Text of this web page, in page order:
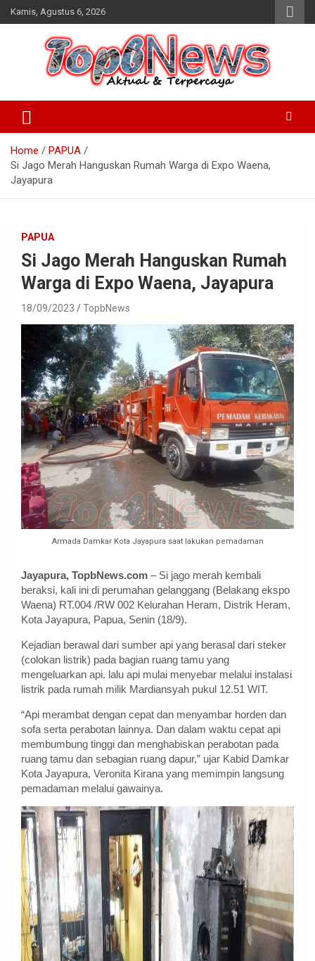
Skip
to
Kamis, Agustus 6, 2026
Home
PAPUA
Si Jago Merah Hanguskan Rumah Warga di Expo Waena,
Jayapura
PAPUA
Si Jago Merah Hanguskan Rumah
Warga di Expo Waena, Jayapura
18/09/2023 TopbNews
Armada Damkar Kota Jayapura saat lakukan pemadaman
Jayapura, TopbNews.com – Si jago merah kembali
beraksi, kali ini di perumahan gelanggang (Belakang ekspo
Waena) RT.004 /RW 002 Kelurahan Heram, Distrik Heram,
Kota Jayapura, Papua, Senin (18/9).
Kejadian berawal dari sumber api yang berasal dari steker
(colokan listrik) pada bagian ruang tamu yang
mengeluarkan api. lalu api mulai menyebar melalui instalasi
listrik pada rumah milik Mardiansyah pukul 12.51 WIT.
“Api merambat dengan cepat dan menyambar horden dan
sofa serta perabotan lainnya. Dan dalam waktu cepat api
membumbung tinggi dan menghabiskan perabotan pada
ruang tamu dan sebagian ruang dapur,” ujar Kabid Damkar
Kota Jayapura, Veronita Kirana yang memimpin langsung
pemadaman melalui gawainya.